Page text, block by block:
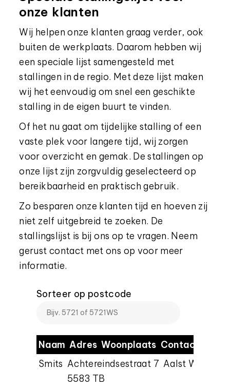
onze klanten
Wij helpen onze klanten graag verder, ook
buiten de werkplaats. Daarom hebben wij
een speciale lijst samengesteld met
stallingen in de regio. Met deze lijst maken
wij het eenvoudig om snel een geschikte
stalling in de eigen buurt te vinden.
Of het nu gaat om tijdelijke stalling of een
vaste plek voor langere tijd, wij zorgen
voor overzicht en gemak. De stallingen op
onze lijst zijn zorgvuldig geselecteerd op
bereikbaarheid en praktisch gebruik.
Zo besparen onze klanten tijd en hoeven zij
niet zelf uitgebreid te zoeken. De
stallingslijst is bij ons op te vragen. Neem
gerust contact met ons op voor meer
informatie.
Sorteer op postcode
Naam Adres Woonplaats Contact
Smits Achtereindsestraat 7
5583 TB
Aalst Waalre